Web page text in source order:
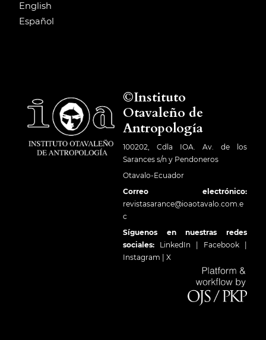
English
Español
©Instituto
Otavaleño de
Antropología
100202, Cdla IOA. Av. de los
Sarances s/n y Pendoneros
Otavalo-Ecuador
Correo electrónico:
revistasarance@ioaotavalo.com.e
c
Síguenos en nuestras redes
sociales: LinkedIn Facebook
Instagram
X